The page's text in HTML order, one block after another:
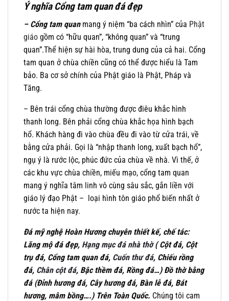
Ý nghĩa Cổng tam quanđá đẹp
– Cổng tam quanmang ý niệm “ba cách nhìn” của Phật
giáo gồm có “hữu quan”, “không quan” và “trung
quan”.Thể hiện sự hài hòa, trung dung của cả hai. Cổng
tam quan ở chùa chiền cũng có thể được hiểu là Tam
bảo. Ba cơ sở chính của Phật giáo là Phật, Pháp và
Tăng.
– Bên trái cổng chùa thường được điêu khắc hình
thanh long. Bên phải cổng chùa khắc họa hình bạch
hổ. Khách hàng đi vào chùa đều đi vào từ cửa trái, về
bằng cửa phải. Gọi là “nhập thanh long, xuất bạch hổ”,
ngụ ý là rước lộc, phúc đức của chùa về nhà. Vì thế, ở
các khu vực chùa chiền, miếu mạo, cổng tam quan
mang ý nghĩa tâm linh vô cùng sâu sắc, gắn liền với
giáo lý đạo Phật – loại hình tôn giáo phổ biến nhất ở
nước ta hiện nay.
Đá mỹ nghệ Hoàn Hương chuyên thiết kế, chế tác:
Lăng mộ đá đẹp, Hạng mục đá nhà thờ( Cột đá, Cột
trụ đá, Cổng tam quan đá, Cuốn thư đá, Chiếu rồng
đá, Chân cột đá, Bậc thềm đá, Rồng đá…) Đồ thờ bằng
đá (Đỉnh hương đá, Cây hương đá, Bàn lễ đá, Bát
hương, mâm bồng….) Trên Toàn Quốc. Chúng tôi cam